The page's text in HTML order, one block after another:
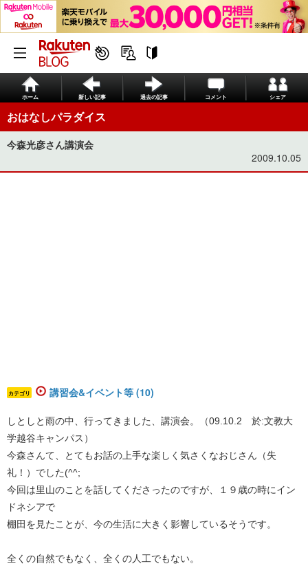
ホーム 新しい記事 過去の記事 コメント シェア
おはなしパラダイス
今森光彦さん講演会
2009.10.05
カテゴリ 講習会&イベント等 (10)
しとしと雨の中、行ってきました、講演会。（09.10.2 於:文教大
学越谷キャンパス）
今森さんて、とてもお話の上手な楽しく気さくなおじさん（失
礼！）でした(^^;
今回は里山のことを話してくださったのですが、１９歳の時にイン
ドネシアで
棚田を見たことが、今の生活に大きく影響しているそうです。
全くの自然でもなく、全くの人工でもない。